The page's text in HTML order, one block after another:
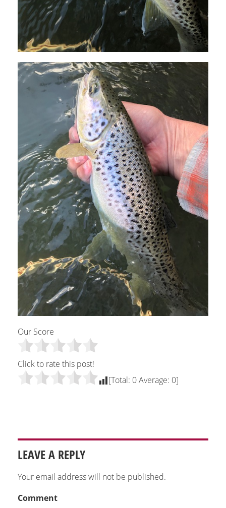
Our Score
Click to rate this post!
[Total: 0Average: 0]
LEAVE A REPLY
Your email address will not be published.
Comment